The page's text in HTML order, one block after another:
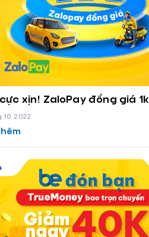
xịn! ZaloPay đồng giá 1k
10, 2022